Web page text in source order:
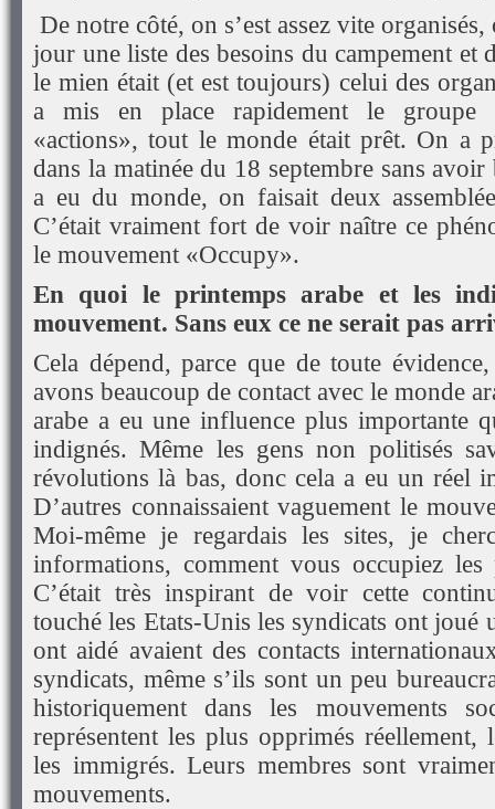
De notre côté, on s’est assez vite
jour une liste des besoins du campement et
le mien était (et est toujours) celui des
a mis en place rapidement
le groupe
«actions», tout le monde était prêt. On a
dans la matinée du 18 septembre sans
a eu du monde, on faisait deux
C’était vraiment fort de voir naître ce
le mouvement «Occupy».
En quoi le printemps arabe et les
mouvement. Sans eux ce ne serait pas
Cela dépend, parce que de toute
avons beaucoup de contact avec le monde
arabe a eu une influence plus importante
indignés. Même les gens non politisés
révolutions là bas, donc cela a eu un réel
D’autres connaissaient vaguement le
Moi-même je regardais les sites, je
informations, comment vous occupiez
C’était très inspirant de voir cette
touché les Etats-Unis les syndicats ont joué
ont aidé avaient des contacts
syndicats, même s’ils sont un peu
historiquement dans les mouvements
représentent les plus opprimés réellement,
les immigrés. Leurs membres sont
mouvements.